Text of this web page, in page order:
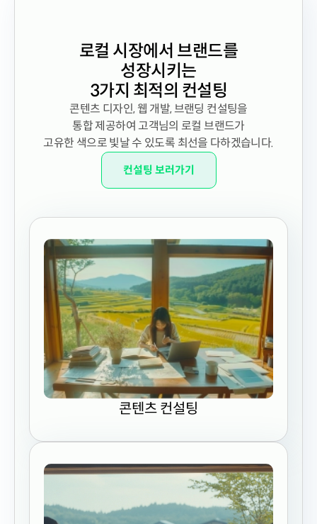
로컬 시장에서 브랜드를
성장시키는
3가지 최적의 컨설팅
콘텐츠 디자인, 웹 개발, 브랜딩 컨설팅을
통합 제공하여 고객님의 로컬 브랜드가
고유한 색으로 빛날 수 있도록 최선을 다하겠습니다.
컨설팅 보러가기
콘텐츠 컨설팅